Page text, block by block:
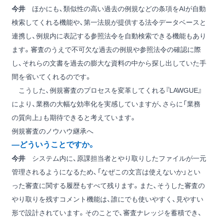
今井 ほかにも、類似性の高い過去の例規などの条項をAIが自動
検索してくれる機能や、第一法規が提供する法令データベースと
連携し、例規内に表記する参照法令を自動検索できる機能もあり
ます。審査のうえで不可欠な過去の例規や参照法令の確認に際
し、それらの文書を過去の膨大な資料の中から探し出していた手
間を省いてくれるのです。
こうした、例規審査のプロセスを変革してくれる『LAWGUE』
により、業務の大幅な効率化を実感していますが、さらに「業務
の質向上」も期待できると考えています。
例規審査のノウハウ継承へ
―どういうことですか。
今井 システム内に、原課担当者とやり取りしたファイルが一元
管理されるようになるため、「なぜこの文言は使えないか」とい
った審査に関する履歴もすべて残ります。また、そうした審査の
やり取りを残すコメント機能は、誰にでも使いやすく、見やすい
形で設計されています。そのことで、審査ナレッジを蓄積でき、